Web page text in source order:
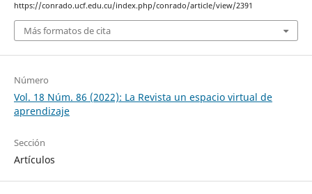
https://conrado.ucf.edu.cu/index.php/conrado/article/view/2391
Más formatos de cita
Número
Vol. 18 Núm. 86 (2022): La Revista un espacio virtual de
aprendizaje
Sección
Artículos